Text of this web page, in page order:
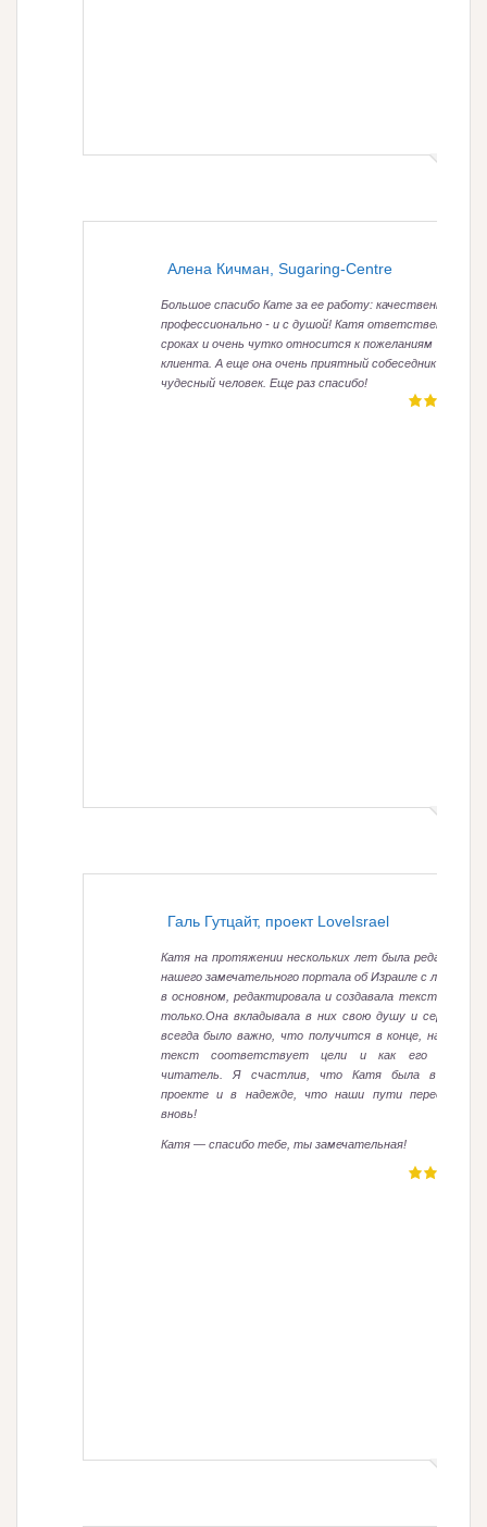
Алена Кичман, Sugaring-Centre
Большое спасибо Кате за ее работу: качественно,
профессионально - и с душой! Катя ответственна в
сроках и очень чутко относится к пожеланиям
клиента. А еще она очень приятный собеседник и
чудесный человек. Еще раз спасибо!
Галь Гутцайт, проект LoveIsrael
Катя на протяжении нескольких лет была редактором
нашего замечательного портала об Израиле с любовью:
в основном, редактировала и создавала тексты, но не
только.Она вкладывала в них свою душу и сердце, ей
всегда было важно, что получится в конце, насколько
текст соответствует цели и как его поймет
читатель. Я счастлив, что Катя была в нашем
проекте и в надежде, что наши пути пересекутся
вновь!
Катя — спасибо тебе, ты замечательная!